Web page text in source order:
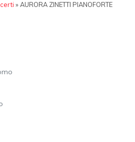
»AURORA ZINETTI PIANOFORTE